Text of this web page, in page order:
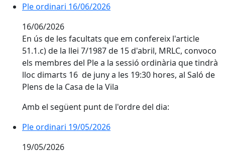
Ple ordinari 16/06/2026
Ple ordinari 16/06/2026
16/06/2026
En ús de les facultats que em confereix l'article
51.1.c) de la llei 7/1987 de 15 d'abril, MRLC, convoco
els membres del Ple a la sessió ordinària que tindrà
lloc dimarts 16 de juny a les 19:30 hores, al Saló de
Plens de la Casa de la Vila
Amb el següent punt de l'ordre del dia:
Ple ordinari 19/05/2026
Ple ordinari 19/05/2026
19/05/2026